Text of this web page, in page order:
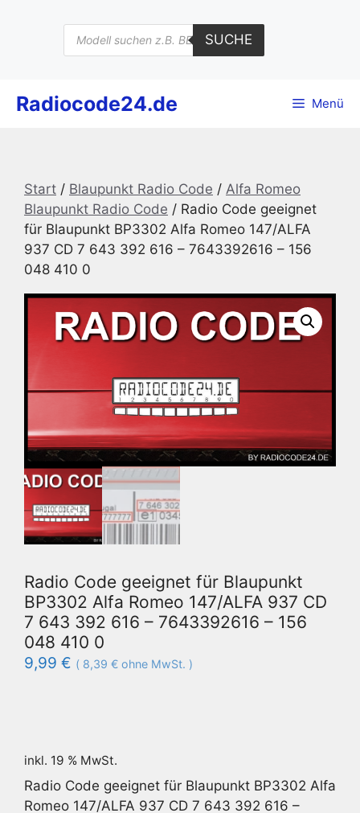
Products
search
SUCHE
Radiocode24.de Menü
Start / Blaupunkt Radio Code / Alfa Romeo
Blaupunkt Radio Code / Radio Code geeignet
für Blaupunkt BP3302 Alfa Romeo 147/ALFA
937 CD 7 643 392 616 – 7643392616 – 156
048 410 0
Radio Code geeignet für Blaupunkt
BP3302 Alfa Romeo 147/ALFA 937 CD
7 643 392 616 – 7643392616 – 156
048 410 0
9,99 € ( 8,39 € ohne MwSt. )
inkl. 19 % MwSt.
Radio Code geeignet für Blaupunkt BP3302 Alfa
Romeo 147/ALFA 937 CD 7 643 392 616 –